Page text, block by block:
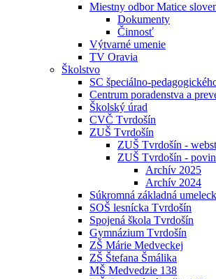
Miestny odbor Matice
Dokumenty
Činnosť
Výtvarné umenie
TV Oravia
Školstvo
SC špeciálno-
Centrum poradenstva a
Školský úrad
CVČ Tvrdošín
ZUŠ Tvrdošín
ZUŠ Tvrdošín -
ZUŠ Tvrdošín -
Archív 2025
Archív 2024
Súkromná základná
SOŠ lesnícka Tvrdošín
Spojená škola Tvrdošín
Gymnázium Tvrdošín
ZŠ Márie Medveckej
ZŠ Štefana Šmálika
MŠ Medvedzie 138